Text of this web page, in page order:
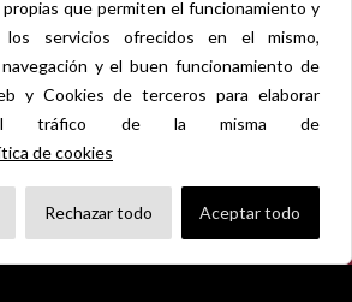
que permiten el funcionamiento y
servicios ofrecidos en el mismo,
y el buen funcionamiento de
y Cookies de terceros para elaborar
del tráfico de la misma de
de cookies
Rechazar todo Aceptar todo
93 346 92 06
VACACIONES
ambos inclusive. Todos los pedidos
periodo se tramitarán a partir del 17 de